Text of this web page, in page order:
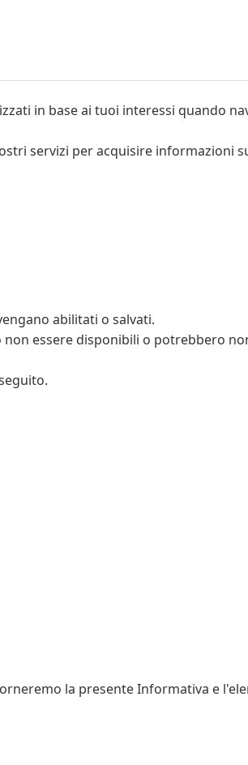
in base ai tuoi interessi quando
servizi per acquisire informazioni
abilitati o salvati.
essere disponibili o potrebbero
la presente Informativa e